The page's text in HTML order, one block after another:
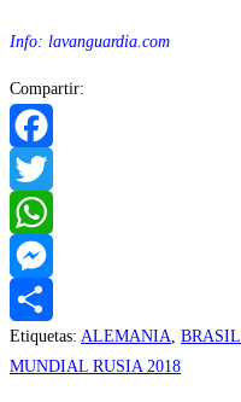
Info: lavanguardia.com
Compartir:
Facebook
Twitter
WhatsApp
Messenger
Compartir
Etiquetas: ALEMANIA, BRASIL
MUNDIAL RUSIA 2018